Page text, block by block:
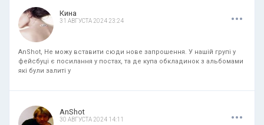
Кина
31 АВГУСТА 2024 23:24 ...
AnShot, Не можу вставити сюди нове запрошення. У нашій групі у
фейсбуці є посилання у постах, та де купа обкладинок з альбомами
які були залиті у
AnShot
30 АВГУСТА 2024 14:11 ...